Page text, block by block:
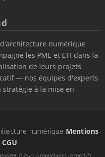
numérique
les PME et ETI dans la
de leurs projets
— nos équipes d'experts
à la mise en
numérique Mentions
à leurs propriétaires respectifs.